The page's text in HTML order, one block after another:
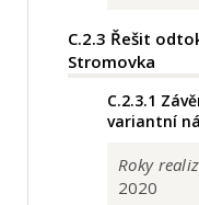
C.2.3 Řešit
Stromovka
C.2.3.1
variantní
Roky
2020